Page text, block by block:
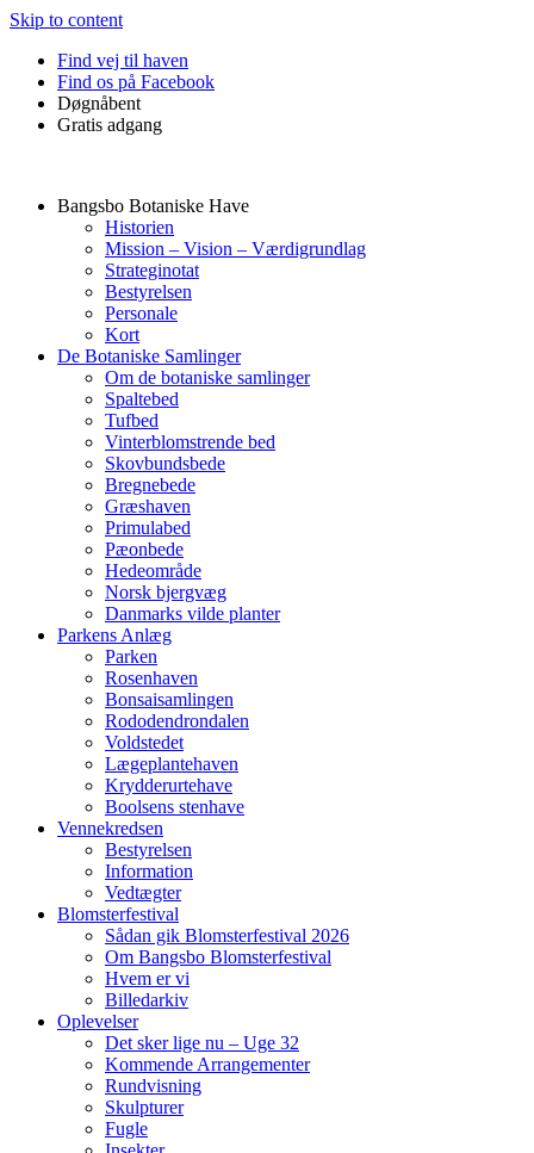
Skip to content
Find vej til haven
Find os på Facebook
Døgnåbent
Gratis adgang
Bangsbo Botaniske Have
Historien
Mission – Vision – Værdigrundlag
Strateginotat
Bestyrelsen
Personale
Kort
De Botaniske Samlinger
Om de botaniske samlinger
Spaltebed
Tufbed
Vinterblomstrende bed
Skovbundsbede
Bregnebede
Græshaven
Primulabed
Pæonbede
Hedeområde
Norsk bjergvæg
Danmarks vilde planter
Parkens Anlæg
Parken
Rosenhaven
Bonsaisamlingen
Rododendrondalen
Voldstedet
Lægeplantehaven
Krydderurtehave
Boolsens stenhave
Vennekredsen
Bestyrelsen
Information
Vedtægter
Blomsterfestival
Sådan gik Blomsterfestival 2026
Om Bangsbo Blomsterfestival
Hvem er vi
Billedarkiv
Oplevelser
Det sker lige nu – Uge 32
Kommende Arrangementer
Rundvisning
Skulpturer
Fugle